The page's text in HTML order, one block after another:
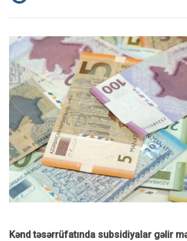
Kənd təsərrüfatında subsidiyalar gəlir